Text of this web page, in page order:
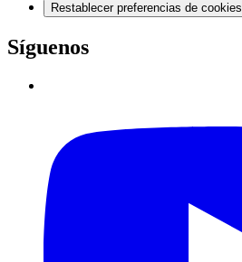
Restablecer preferencias de cookies
Síguenos